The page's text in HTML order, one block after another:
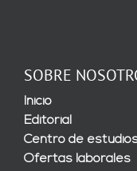
SOBRE
Inicio
Editorial
Centro de
Ofertas laborales